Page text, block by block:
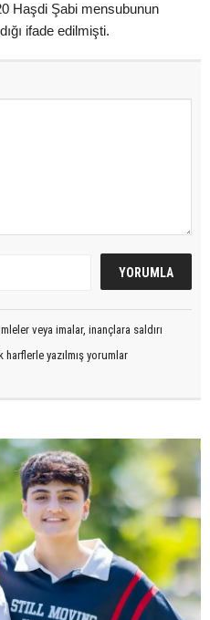
Haşdi Şabi mensubunun
ifade edilmişti.
veya imalar, inançlara saldırı
yazılmış yorumlar